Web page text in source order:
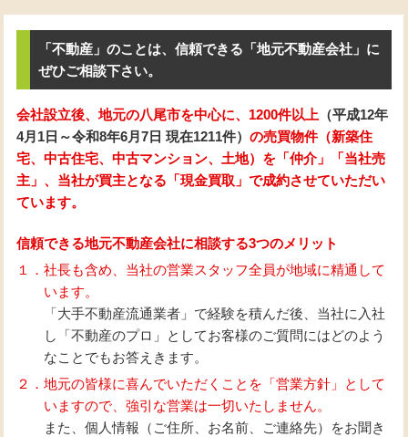
「不動産」のことは、信頼できる「地元不動産会社」に
ぜひご相談下さい。
会社設立後、地元の八尾市を中心に、1200件以上 （平成12年
4月1日～令和8年6月7日 現在1211件） の売買物件（新築住
宅、中古住宅、中古マンション、土地）を「仲介」「当社売
主」、当社が買主となる「現金買取」で成約させていただい
ています。
信頼できる地元不動産会社に相談する3つのメリット
１．社長も含め、当社の営業スタッフ全員が地域に精通して
います。
「大手不動産流通業者」で経験を積んだ後、当社に入社
し「不動産のプロ」としてお客様のご質問にはどのよう
なことでもお答えきます。
２．地元の皆様に喜んでいただくことを「営業方針」として
いますので、強引な営業は一切いたしません。
また、個人情報（ご住所、お名前、ご連絡先）をお聞き